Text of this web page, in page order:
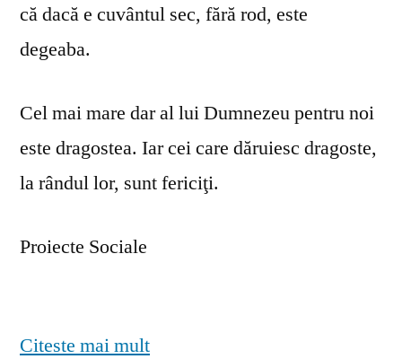
că dacă e cuvântul sec, fără rod, este
degeaba.
Cel mai mare dar al lui Dumnezeu pentru noi
este dragostea. Iar cei care dăruiesc dragoste,
la rândul lor, sunt fericiţi.
Proiecte Sociale
Citeste mai mult